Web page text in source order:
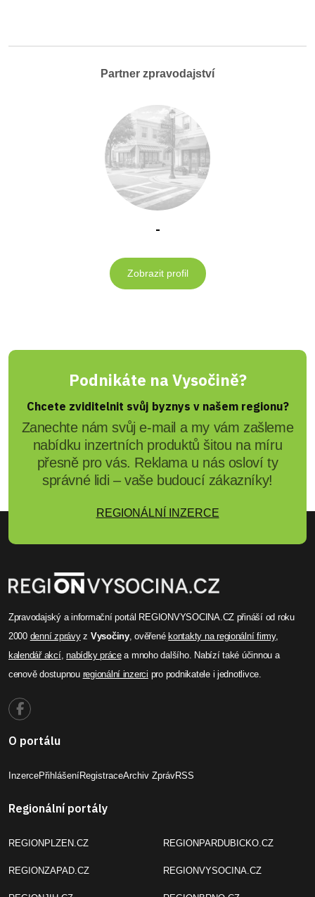
Partner zpravodajství
-
Zobrazit profil
Podnikáte na Vysočině?
Chcete zviditelnit svůj byznys v našem regionu?
Zanechte nám svůj e-mail a my vám zašleme
nabídku inzertních produktů šitou na míru
přesně pro vás. Reklama u nás osloví ty
správné lidi – vaše budoucí zákazníky!
REGIONÁLNÍ INZERCE
Zpravodajský a informační portál REGIONVYSOCINA.CZ přináší od roku
2000 denní zprávyz Vysočiny, ověřenékontakty na regionální firmy,
kalendář akcí,nabídky prácea mnoho dalšího. Nabízí také účinnou a
cenově dostupnou regionální inzerci pro podnikatele i jednotlivce.
O portálu
InzercePřihlášeníRegistraceArchiv ZprávRSS
Regionální portály
REGIONPLZEN.CZ
REGIONZAPAD.CZ
REGIONPARDUBICKO.CZ
REGIONVYSOCINA.CZ